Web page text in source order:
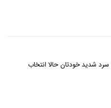
سرد شدید خودتان حالا انتخاب